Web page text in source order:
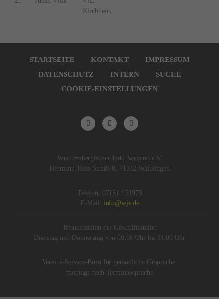
Kirchheim
überspringenSTARTSEITE KONTAKT
IMPRESSUM
DATENSCHUTZ
INTERN
SUCHE
COOKIE-EINSTELLUNGEN
Württembergischer Judo-Verband e.V.
Hermann-Hess-Straße 8, 71332 Waiblingen
Telefon: 07151 / 51973
E-Mail: info@wjv.de
Besuchszeiten der Geschäftsstelle:
Dienstag und Donnerstag von 09:00 Uhr bis 11:00 Uhr
Vereins-Service-Büro für persönliche Gespräche:
montags nach Terminabsprache